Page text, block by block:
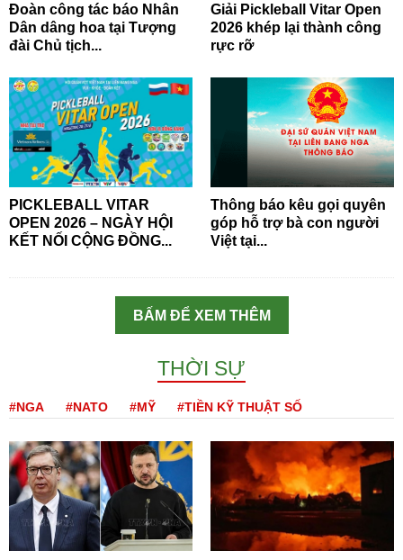
Đoàn công tác báo Nhân
Dân dâng hoa tại Tượng
đài Chủ tịch...
Giải Pickleball Vitar Open
2026 khép lại thành công
rực rỡ
PICKLEBALL VITAR
OPEN 2026 – NGÀY HỘI
KẾT NỐI CỘNG ĐỒNG...
Thông báo kêu gọi quyên
góp hỗ trợ bà con người
Việt tại...
BẤM ĐỂ XEM THÊM
THỜI SỰ
#NGA #NATO #MỸ #TIỀN KỸ THUẬT SỐ